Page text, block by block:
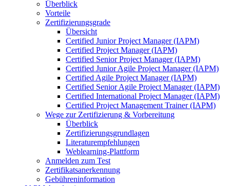
Überblick
Vorteile
Zertifizierungsgrade
Übersicht
Certified Junior Project Manager (IAPM)
Certified Project Manager (IAPM)
Certified Senior Project Manager (IAPM)
Certified Junior Agile Project Manager (IAPM)
Certified Agile Project Manager (IAPM)
Certified Senior Agile Project Manager (IAPM)
Certified International Project Manager (IAPM)
Certified Project Management Trainer (IAPM)
Wege zur Zertifizierung & Vorbereitung
Überblick
Zertifizierungsgrundlagen
Literaturempfehlungen
Weblearning-Plattform
Anmelden zum Test
Zertifikatsanerkennung
Gebühreninformation